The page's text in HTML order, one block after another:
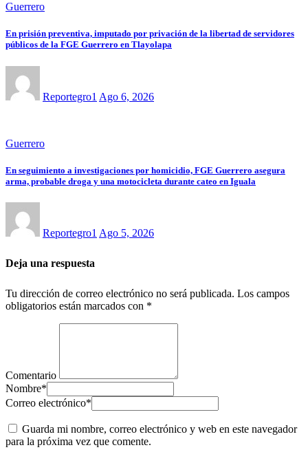
Guerrero
En prisión preventiva, imputado por privación de la libertad de servidores
públicos de la FGE Guerrero en Tlayolapa
Reportegro1 Ago 6, 2026
Guerrero
En seguimiento a investigaciones por homicidio, FGE Guerrero asegura
arma, probable droga y una motocicleta durante cateo en Iguala
Reportegro1 Ago 5, 2026
Deja una respuesta
Tu dirección de correo electrónico no será publicada. Los campos
obligatorios están marcados con *
Comentario
Nombre*
Correo electrónico*
Guarda mi nombre, correo electrónico y web en este navegador
para la próxima vez que comente.